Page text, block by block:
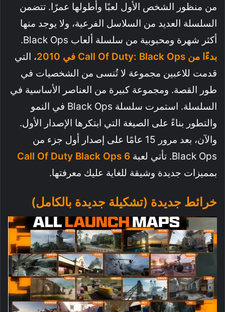
من منظور الشخص الأول لعبًا وأطولها عمرًا. تتضمن
السلسلة العديد من السلاسل الفرعية، ولا يوجد منها
أكثر شهرة ومحبوبية من سلسلة ألعاب Black Ops.
بدءًا من Call Of Duty: Black Ops في 2010
، التي
قدمت للاعبين مجموعة لا تُنسى من الشخصيات في
طور القصة. ومجموعة كبيرة من العناصر الأساسية في
السلسلة. استمرت سلسلة Black Ops في النمو
والتطور بناءً على الصيغة التي ابتكرها الإصدار الأول.
والآن، بعد مرور 15 عامًا على إصدار أول جزء من
Black Ops. تأتي لعبة
Call Of Duty Black Ops 6
بمميزات جديدة وشيقة للغاية عليك معرفتها.
خرائط جديدة (تشكيلة جديدة بالكامل)